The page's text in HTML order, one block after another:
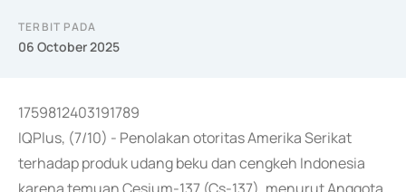
TERBIT PADA
06 October 2025
1759812403191789
IQPlus, (7/10) - Penolakan otoritas Amerika Serikat
terhadap produk udang beku dan cengkeh Indonesia